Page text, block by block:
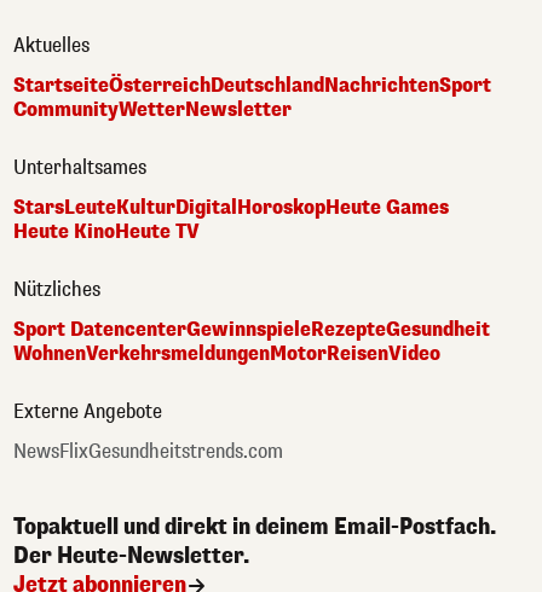
Aktuelles
StartseiteÖsterreichDeutschlandNachrichtenSport
CommunityWetterNewsletter
Unterhaltsames
StarsLeuteKulturDigital HoroskopHeute Games
Heute KinoHeute TV
Nützliches
Sport DatencenterGewinnspieleRezepteGesundheit
WohnenVerkehrsmeldungenMotorReisenVideo
Externe Angebote
NewsFlixGesundheitstrends.com
Topaktuell und direkt in deinem Email-Postfach.
Der Heute-Newsletter.
Jetzt abonnieren